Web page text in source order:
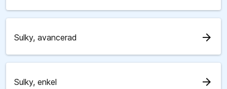
Sulky, avancerad arrow_forward
Sulky, enkel arrow_forward